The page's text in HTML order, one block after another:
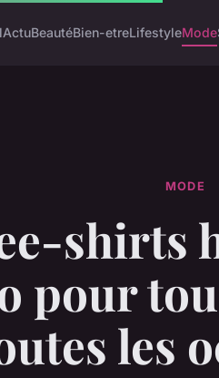
ActuBeautéBien-etreLifestyleMode
MODE
shirts
pour
les